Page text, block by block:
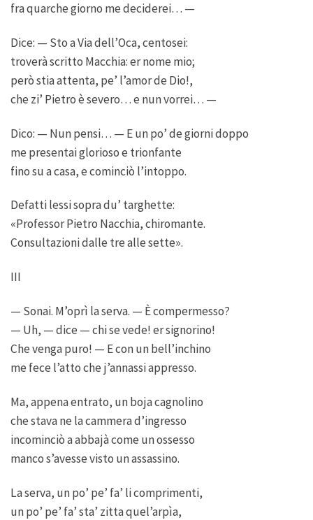
fra quarche giorno me deciderei… —
Dice: — Sto a Via dell’Oca, centosei:
troverà scritto Macchia: er nome mio;
però stia attenta, pe’ l’amor de Dio!,
che zi’ Pietro è severo… e nun vorrei… —
Dico: — Nun pensi… — E un po’ de giorni doppo
me presentai glorioso e trionfante
fino su a casa, e cominciò l’intoppo.
Defatti lessi sopra du’ targhette:
«Professor Pietro Nacchia, chiromante.
Consultazioni dalle tre alle sette».
III
— Sonai. M’oprì la serva. — È compermesso?
— Uh, — dice — chi se vede! er signorino!
Che venga puro! — E con un bell’inchino
me fece l’atto che j’annassi appresso.
Ma, appena entrato, un boja cagnolino
che stava ne la cammera d’ingresso
incominciò a abbajà come un ossesso
manco s’avesse visto un assassino.
La serva, un po’ pe’ fa’ li comprimenti,
un po’ pe’ fa’ sta’ zitta quel’arpìa,